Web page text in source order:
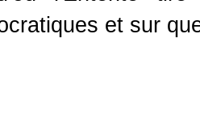
et sur